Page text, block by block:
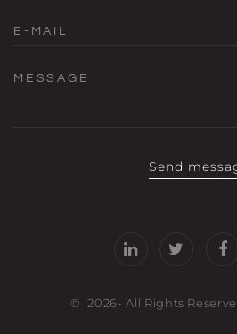
E-MAIL
MESSAGE
Send
© 2026- All Rights